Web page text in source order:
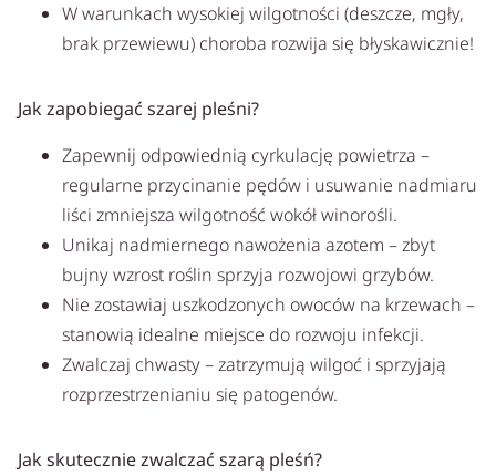
W warunkach wysokiej wilgotności (deszcze, mgły,
brak przewiewu) choroba rozwija się błyskawicznie!
Jak zapobiegać szarej pleśni?
Zapewnij odpowiednią cyrkulację powietrza –
regularne przycinanie pędów i usuwanie nadmiaru
liści zmniejsza wilgotność wokół winorośli.
Unikaj nadmiernego nawożenia azotem – zbyt
bujny wzrost roślin sprzyja rozwojowi grzybów.
Nie zostawiaj uszkodzonych owoców na krzewach –
stanowią idealne miejsce do rozwoju infekcji.
Zwalczaj chwasty – zatrzymują wilgoć i sprzyjają
rozprzestrzenianiu się patogenów.
Jak skutecznie zwalczać szarą pleśń?